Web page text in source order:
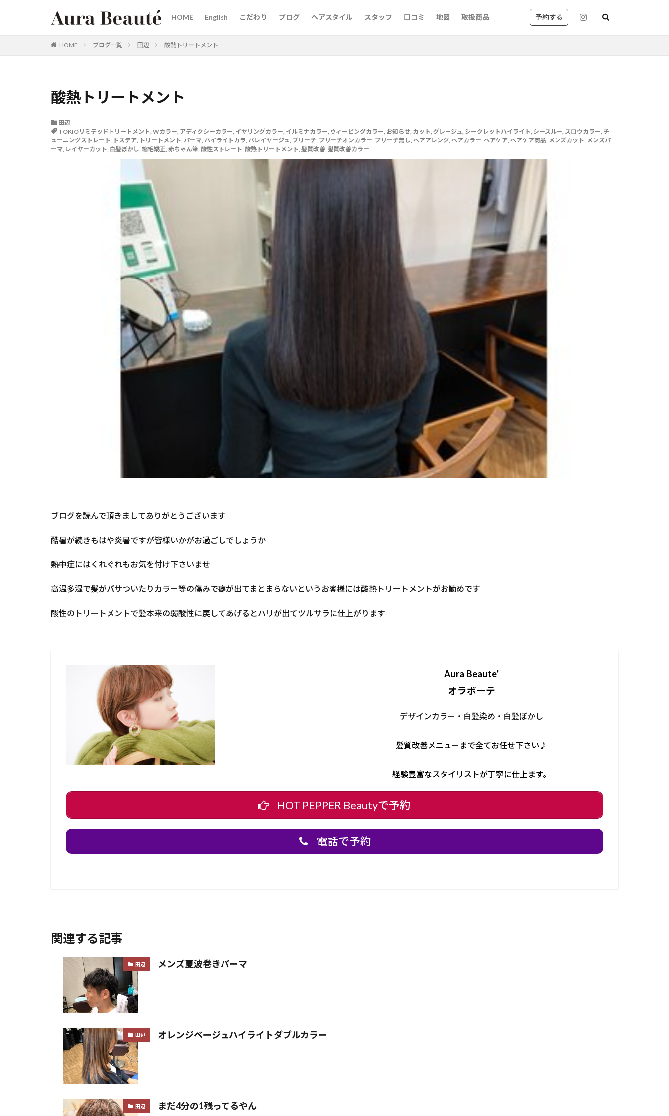
HOME English こだわり ブログ ヘアスタイル スタッフ 口コミ 地図 取扱商品 予約する
HOME ブログ一覧 田辺 酸熱トリートメント
酸熱トリートメント
田辺
TOKIOリミテッドトリートメント, Wカラー, アディクシーカラー, イヤリングカラー, イルミナカラー, ウィービングカラー, お知らせ, カット, グレージュ, シークレットハイライト, シースルー, スロウカラー, チ
ューニングストレート, トステア, トリートメント, パーマ, ハイライトカラ, バレイヤージュ, ブリーチ, ブリーチオンカラー, ブリーチ無し, ヘアアレンジ, ヘアカラー, ヘアケア, ヘアケア商品, メンズカット, メンズパ
ーマ, レイヤーカット, 白髪ぼかし, 縮毛矯正, 赤ちゃん筆, 酸性ストレート, 酸熱トリートメント, 髪質改善, 髪質改善カラー
ブログを読んで頂きましてありがとうございます
酷暑が続きもはや炎暑ですが皆様いかがお過ごしでしょうか
熱中症にはくれぐれもお気を付け下さいませ
高温多湿で髪がパサついたりカラー等の傷みで癖が出てまとまらないというお客様には酸熱トリートメントがお勧めです
酸性のトリートメントで髪本来の弱酸性に戻してあげるとハリが出てツルサラに仕上がります
Aura Beaute’
オラボーテ
デザインカラー・白髪染め・白髪ぼかし
髪質改善メニューまで全てお任せ下さい♪
経験豊富なスタイリストが丁寧に仕上ます。
HOT PEPPER Beautyで予約
電話で予約
関連する記事
田辺 メンズ夏波巻きパーマ
田辺 オレンジベージュハイライトダブルカラー
田辺 まだ4分の1残ってるやん
カテゴリー
20代30代40代50代60代
烏丸
三条河原町 三条 ロングスタイルが得意 レイヤーカットが得意な美容師
レイヤーカット
リタッチカラー 御池
メンズパーマ メンズカット マンツーマン 河原町
烏丸御池
ヘアケア商品
酸熱トリートメントが得意 髪質改善メニュー 髪質改善が得意
髪質改善カラー
髪ドラつるりんちょ
韓国風が得意なサロン
烏丸御池女性スタッフ
美容室英語
白髪ぼかし
shampoo blow
ウィービングカラー
イヤリングカラー
KINUJYOドライヤー
からの美容室
Haircut
60代以降 50代からの美容室 50代
40代以降
カラーの違い
ブリーチ無し
ブリーチオンカラー
ハイライト
ノンジアミン
チューニングストレート
スロウカラー
ストレート ヘアカラー
縮毛矯正
酸熱トリートメント
ハイライトカラー